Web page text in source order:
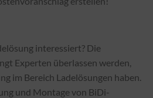
interessiert? Die
Experten überlassen werden,
im Bereich Ladelösungen haben.
und Montage von BiDi-